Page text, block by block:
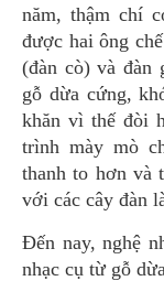
năm, thậm chí
được hai ông
(đàn cò) và đàn
gỗ dừa cứng,
khăn vì thế đòi
trình mày mò
thanh to hơn và
với các cây đàn
Đến nay, nghệ
nhạc cụ từ gỗ